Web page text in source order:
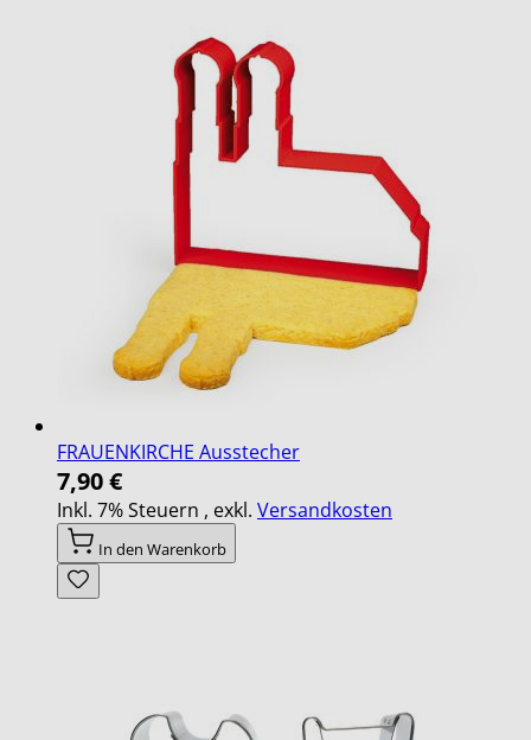
FRAUENKIRCHE Ausstecher
7,90 €
Inkl. 7% Steuern , exkl. Versandkosten
In den Warenkorb